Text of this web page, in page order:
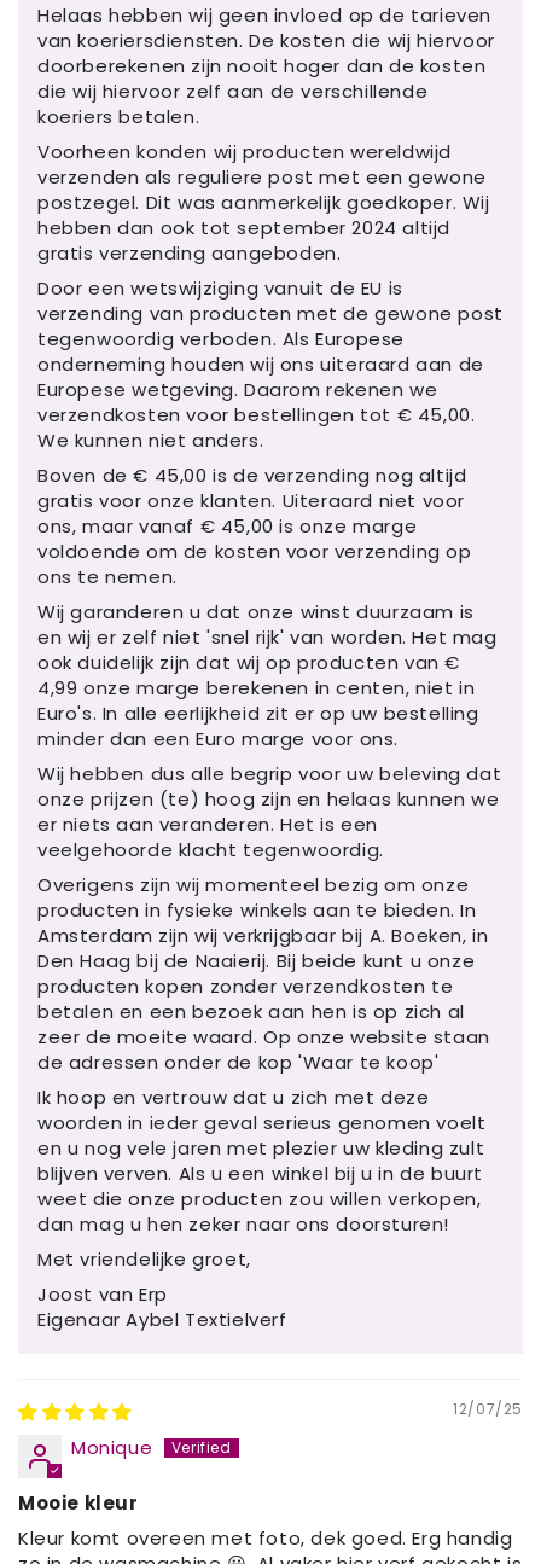
Helaas hebben wij geen invloed op de tarieven
van koeriersdiensten. De kosten die wij hiervoor
doorberekenen zijn nooit hoger dan de kosten
die wij hiervoor zelf aan de verschillende
koeriers betalen.
Voorheen konden wij producten wereldwijd
verzenden als reguliere post met een gewone
postzegel. Dit was aanmerkelijk goedkoper. Wij
hebben dan ook tot september 2024 altijd
gratis verzending aangeboden.
Door een wetswijziging vanuit de EU is
verzending van producten met de gewone post
tegenwoordig verboden. Als Europese
onderneming houden wij ons uiteraard aan de
Europese wetgeving. Daarom rekenen we
verzendkosten voor bestellingen tot € 45,00.
We kunnen niet anders.
Boven de € 45,00 is de verzending nog altijd
gratis voor onze klanten. Uiteraard niet voor
ons, maar vanaf € 45,00 is onze marge
voldoende om de kosten voor verzending op
ons te nemen.
Wij garanderen u dat onze winst duurzaam is
en wij er zelf niet 'snel rijk' van worden. Het mag
ook duidelijk zijn dat wij op producten van €
4,99 onze marge berekenen in centen, niet in
Euro's. In alle eerlijkheid zit er op uw bestelling
minder dan een Euro marge voor ons.
Wij hebben dus alle begrip voor uw beleving dat
onze prijzen (te) hoog zijn en helaas kunnen we
er niets aan veranderen. Het is een
veelgehoorde klacht tegenwoordig.
Overigens zijn wij momenteel bezig om onze
producten in fysieke winkels aan te bieden. In
Amsterdam zijn wij verkrijgbaar bij A. Boeken, in
Den Haag bij de Naaierij. Bij beide kunt u onze
producten kopen zonder verzendkosten te
betalen en een bezoek aan hen is op zich al
zeer de moeite waard. Op onze website staan
de adressen onder de kop 'Waar te koop'
Ik hoop en vertrouw dat u zich met deze
woorden in ieder geval serieus genomen voelt
en u nog vele jaren met plezier uw kleding zult
blijven verven. Als u een winkel bij u in de buurt
weet die onze producten zou willen verkopen,
dan mag u hen zeker naar ons doorsturen!
Met vriendelijke groet,
Joost van Erp
Eigenaar Aybel Textielverf
12/07/25
Monique
Mooie kleur
Kleur komt overeen met foto, dek goed. Erg handig